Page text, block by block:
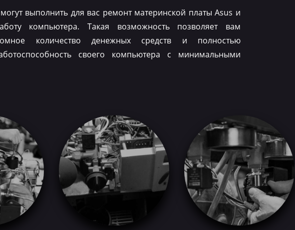
выполнить для вас ремонт материнской платы Asus и
компьютера. Такая возможность позволяет вам
количество денежных средств и полностью
своего компьютера с минимальными